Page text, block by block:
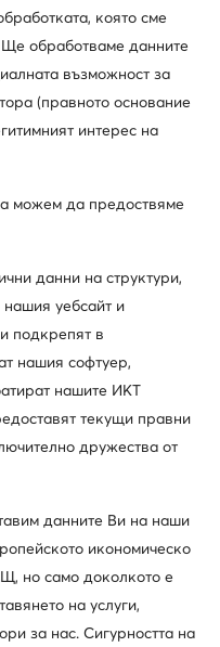
България (BG)
която сме
обработваме данните
възможност за
(правното основание
интерес на
можем да предоствяме
данни на структури,
уебсайт и
подкрепят в
нашия софтуер,
нашите ИКТ
текущи правни
дружества от
данните Ви на наши
икономическо
но само доколкото е
на услуги,
за нас. Сигурността на